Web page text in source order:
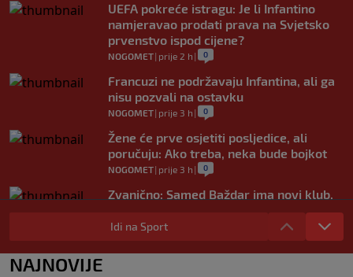
UEFA pokreće istragu: Je li Infantino
namjeravao prodati prava na Svjetsko
prvenstvo ispod cijene?
NOGOMET| prije 2 h | 0
Francuzi ne podržavaju Infantina, ali ga
nisu pozvali na ostavku
NOGOMET| prije 3 h | 0
Žene će prve osjetiti posljedice, ali
poručuju: Ako treba, neka bude bojkot
NOGOMET| prije 3 h | 0
Zvanično: Samed Baždar ima novi klub,
zadužio broj sa velikom "težinom"
NOGOMET|prije 6 h
Prije nekoliko godina zaludjela je
Idi na Sport
NAJNOVIJE